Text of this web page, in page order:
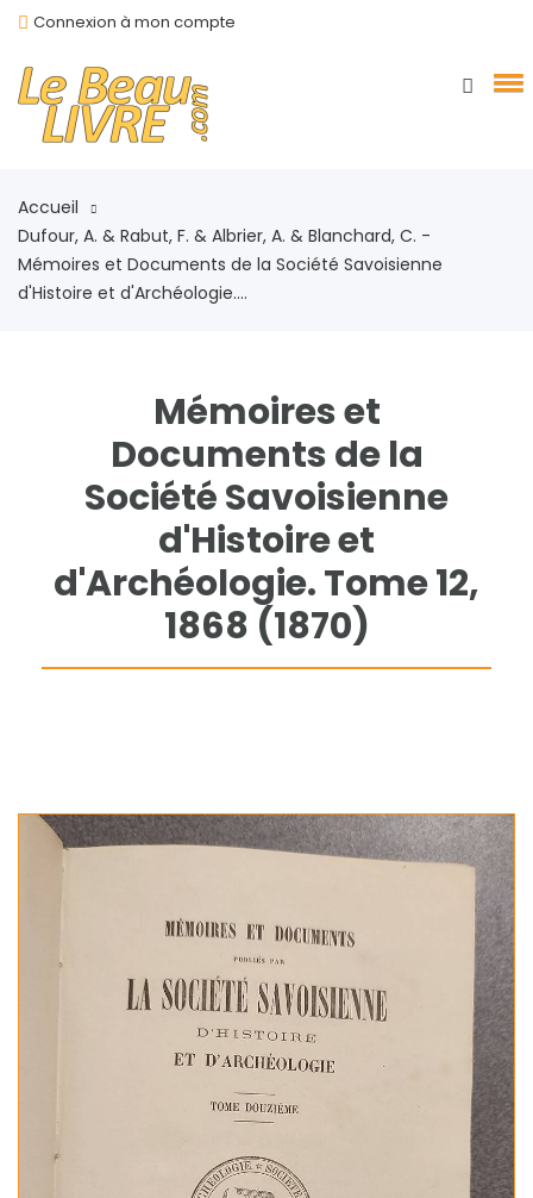
Connexion à mon compte
Accueil
Dufour, A. & Rabut, F. & Albrier, A. & Blanchard, C. -
Mémoires et Documents de la Société Savoisienne
d'Histoire et d'Archéologie....
Mémoires et
Documents de la
Société Savoisienne
d'Histoire et
d'Archéologie. Tome 12,
1868 (1870)